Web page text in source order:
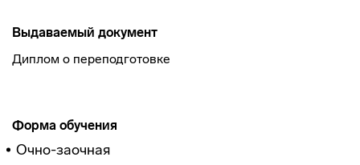
Выдаваемый документ
Диплом о переподготовке
Форма обучения
Очно-заочная